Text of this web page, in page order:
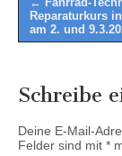
navigation
Reparaturkurs
am 2. und
Schreibe
Deine E-Mail-
Felder sind mit *